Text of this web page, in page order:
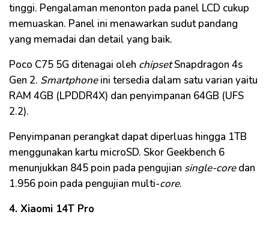
tinggi. Pengalaman menonton pada panel LCD cukup
memuaskan. Panel ini menawarkan sudut pandang
yang memadai dan detail yang baik.
Poco C75 5G ditenagai oleh chipsetSnapdragon 4s
Gen 2. Smartphoneini tersedia dalam satu varian yaitu
RAM 4GB (LPDDR4X) dan penyimpanan 64GB (UFS
2.2).
Penyimpanan perangkat dapat diperluas hingga 1TB
menggunakan kartu microSD. Skor Geekbench 6
menunjukkan 845 poin pada pengujian single-coredan
1.956 poin pada pengujian multi-core.
4. Xiaomi 14T Pro